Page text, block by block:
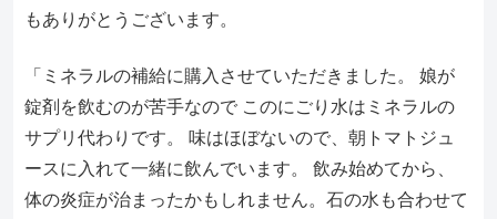
もありがとうございます。
「ミネラルの補給に購入させていただきました。 娘が
錠剤を飲むのが苦手なので このにごり水はミネラルの
サプリ代わりです。 味はほぼないので、朝トマトジュ
ースに入れて一緒に飲んでいます。 飲み始めてから、
体の炎症が治まったかもしれません。石の水も合わせて